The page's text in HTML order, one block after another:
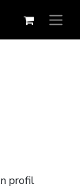
profil